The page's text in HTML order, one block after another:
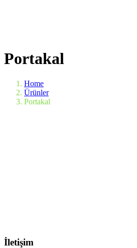
Portakal
Home
Ürünler
Portakal
İletişim